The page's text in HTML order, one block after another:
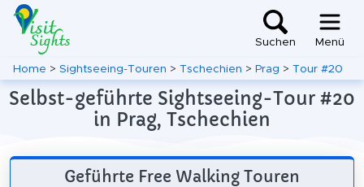
Suchen Menü
Home > Sightseeing-Touren > Tschechien > Prag > Tour #20
Selbst-geführte Sightseeing-Tour #20
in Prag, Tschechien
Geführte Free Walking Touren